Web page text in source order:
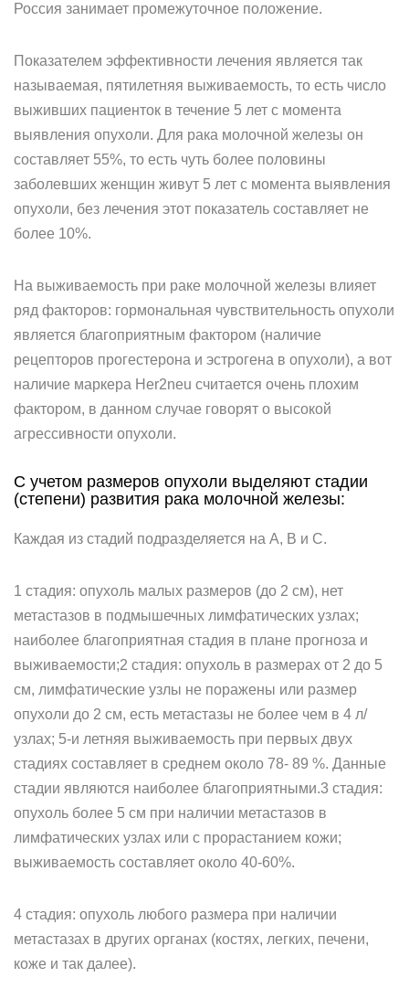
Россия занимает промежуточное положение.
Показателем эффективности лечения является так
называемая, пятилетняя выживаемость, то есть число
выживших пациенток в течение 5 лет с момента
выявления опухоли. Для рака молочной железы он
составляет 55%, то есть чуть более половины
заболевших женщин живут 5 лет с момента выявления
опухоли, без лечения этот показатель составляет не
более 10%.
На выживаемость при раке молочной железы влияет
ряд факторов: гормональная чувствительность опухоли
является благоприятным фактором (наличие
рецепторов прогестерона и эстрогена в опухоли), а вот
наличие маркера Her2neu считается очень плохим
фактором, в данном случае говорят о высокой
агрессивности опухоли.
С учетом размеров опухоли выделяют стадии
(степени) развития рака молочной железы:
Каждая из стадий подразделяется на А, В и С.
1 стадия: опухоль малых размеров (до 2 см), нет
метастазов в подмышечных лимфатических узлах;
наиболее благоприятная стадия в плане прогноза и
выживаемости;2 стадия: опухоль в размерах от 2 до 5
см, лимфатические узлы не поражены или размер
опухоли до 2 см, есть метастазы не более чем в 4 л/
узлах; 5-и летняя выживаемость при первых двух
стадиях составляет в среднем около 78- 89 %. Данные
стадии являются наиболее благоприятными.3 стадия:
опухоль более 5 см при наличии метастазов в
лимфатических узлах или с прорастанием кожи;
выживаемость составляет около 40-60%.
4 стадия: опухоль любого размера при наличии
метастазах в других органах (костях, легких, печени,
коже и так далее).